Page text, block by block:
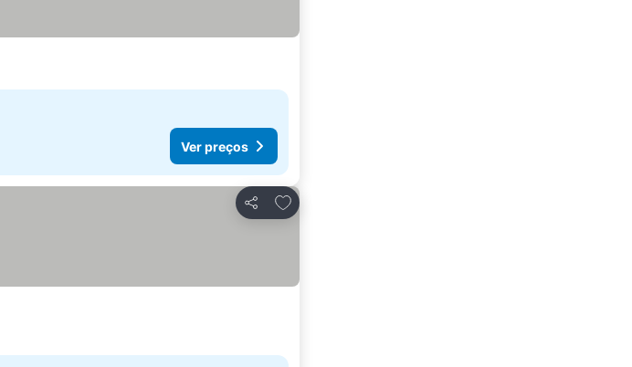
Ver preços
Partilhar
Adicionar aos favoritos